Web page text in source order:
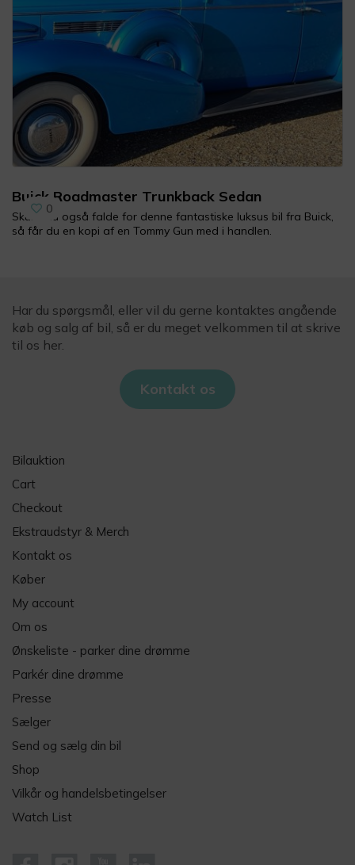
Buick Roadmaster Trunkback Sedan
Skulle du også falde for denne fantastiske luksus bil fra Buick,
så får du en kopi af en Tommy Gun med i handlen.
0
Har du spørgsmål, eller vil du gerne kontaktes angående
køb og salg af bil, så er du meget velkommen til at skrive
til os her.
Kontakt os
Bilauktion
Cart
Checkout
Ekstraudstyr & Merch
Kontakt os
Køber
My account
Om os
Ønskeliste - parker dine drømme
Parkér dine drømme
Presse
Sælger
Send og sælg din bil
Shop
Vilkår og handelsbetingelser
Watch List